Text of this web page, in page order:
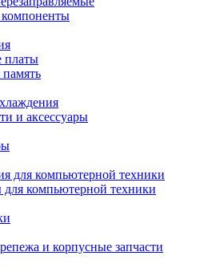
платы
и аксессуары
для компьютерной техники
компьютерной техники
и корпусные запчасти